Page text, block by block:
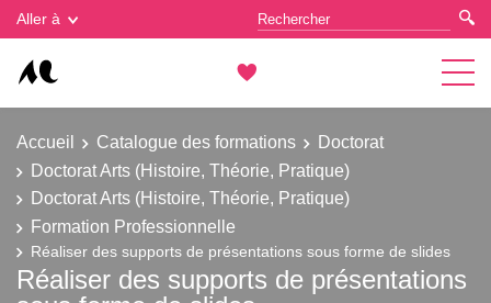
Aller à
Accueil Catalogue des formations
Doctorat
Doctorat Arts (Histoire, Théorie, Pratique)
Doctorat Arts (Histoire, Théorie, Pratique)
Formation Professionnelle
Réaliser des supports de présentations sous forme de slides
Réaliser des supports de présentations
Gestion des cookies